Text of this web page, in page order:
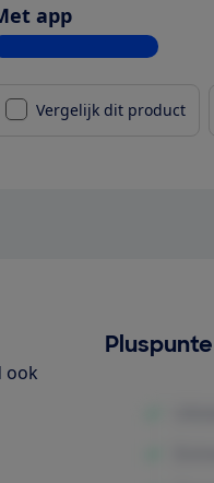
app
alle specificaties
Vergelijk dit product
ook